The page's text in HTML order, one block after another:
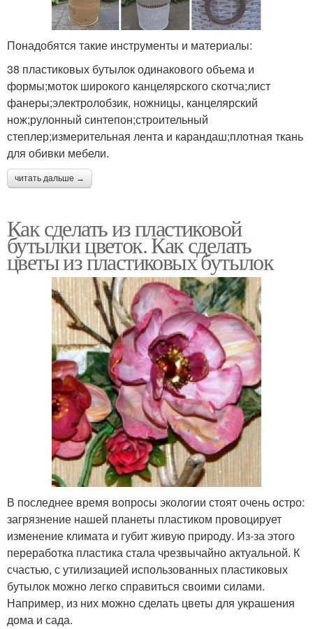
Понадобятся такие инструменты и материалы:
38 пластиковых бутылок одинакового объема и
формы;моток широкого канцелярского скотча;лист
фанеры;электролобзик, ножницы, канцелярский
нож;рулонный синтепон;строительный
степлер;измерительная лента и карандаш;плотная ткань
для обивки мебели.
читать дальше →
Как сделать из пластиковой
бутылки цветок. Как сделать
цветы из пластиковых бутылок
В последнее время вопросы экологии стоят очень остро:
загрязнение нашей планеты пластиком провоцирует
изменение климата и губит живую природу. Из-за этого
переработка пластика стала чрезвычайно актуальной. К
счастью, с утилизацией использованных пластиковых
бутылок можно легко справиться своими силами.
Например, из них можно сделать цветы для украшения
дома и сада.